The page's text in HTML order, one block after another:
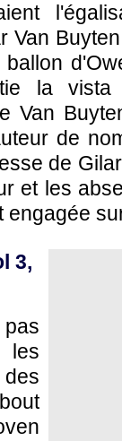
Van
la vista
Van
de
de
et les
3,
les